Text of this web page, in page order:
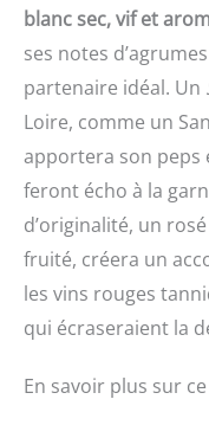
blanc sec, vif et
ses notes
partenaire idéal. Un
Loire, comme un
apportera son peps
feront écho à la
d’originalité, un
fruité, créera un
les vins rouges
qui écraseraient la
En savoir plus sur